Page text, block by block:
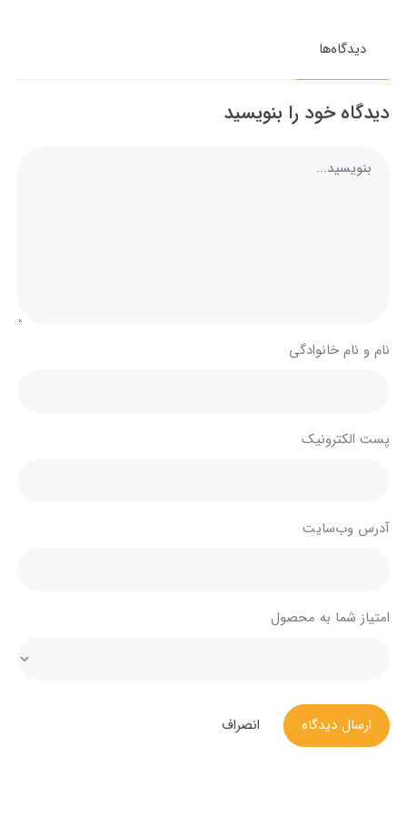
دیدگاه‌ها
دیدگاه خود را بنویسید
نام و نام خانوادگی
پست الکترونیک
آدرس وب‌سایت
امتیاز شما به محصول
ارسال دیدگاه انصراف